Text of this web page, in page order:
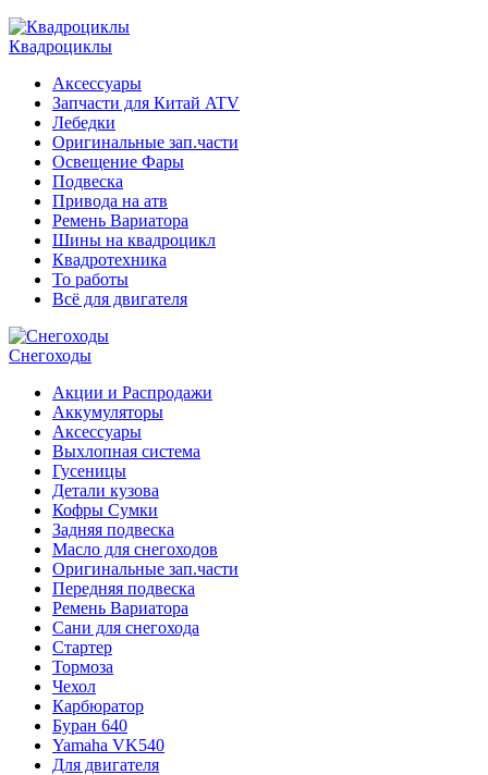
Квадроциклы
Аксессуары
Запчасти для Китай ATV
Лебедки
Оригинальные зап.части
Освещение Фары
Подвеска
Привода на атв
Ремень Вариатора
Шины на квадроцикл
Квадротехника
То работы
Всё для двигателя
Снегоходы
Акции и Распродажи
Аккумуляторы
Аксессуары
Выхлопная система
Гусеницы
Детали кузова
Кофры Сумки
Задняя подвеска
Масло для снегоходов
Оригинальные зап.части
Передняя подвеска
Ремень Вариатора
Сани для снегохода
Стартер
Тормоза
Чехол
Карбюратор
Буран 640
Yamaha VK540
Для двигателя